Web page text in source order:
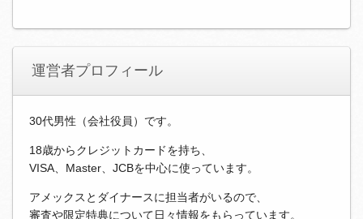
運営者プロフィール
30代男性（会社役員）です。
18歳からクレジットカードを持ち、
VISA、Master、JCBを中心に使っています。
アメックスとダイナースに担当者がいるので、
審査や限定特典について日々情報をもらっています。